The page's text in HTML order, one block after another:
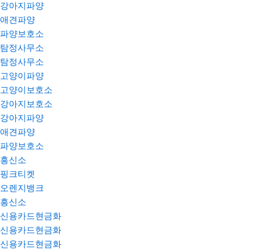
강아지파양
애견파양
파양보호소
탐정사무소
탐정사무소
고양이파양
고양이보호소
강아지보호소
강아지파양
애견파양
파양보호소
흥신소
핑크티켓
오렌지뱅크
흥신소
신용카드현금화
신용카드현금화
신용카드현금화